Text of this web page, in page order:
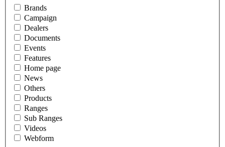
Brands
Campaign
Dealers
Documents
Events
Features
Home page
News
Others
Products
Ranges
Sub Ranges
Videos
Webform